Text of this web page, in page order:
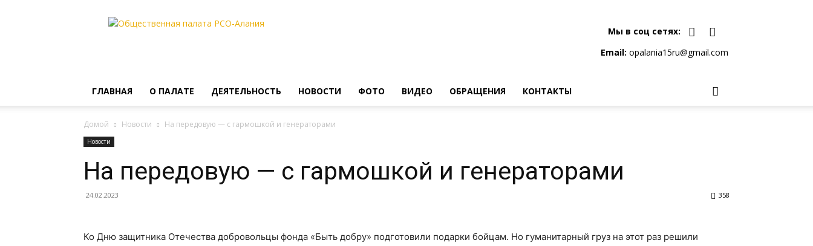
Общественная
Мы в соц сетях:
Email: opalania15ru@gmail.com
ГЛАВНАЯ О ПАЛАТЕ ДЕЯТЕЛЬНОСТЬ НОВОСТИ ФОТО ВИДЕО ОБРАЩЕНИЯ КОНТАКТЫ
Домой Новости На передовую — с гармошкой и генераторами
Новости
На передовую — с гармошкой и генераторами
24.02.2023 358
Ко Дню защитника Отечества добровольцы фонда «Быть добру» подготовили подарки бойцам. Но гуманитарный груз на этот раз решили